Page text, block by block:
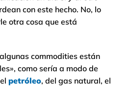
con este hecho. No, lo
otra cosa que está
commodities están
como sería a modo de
petróleo, del gas natural, el